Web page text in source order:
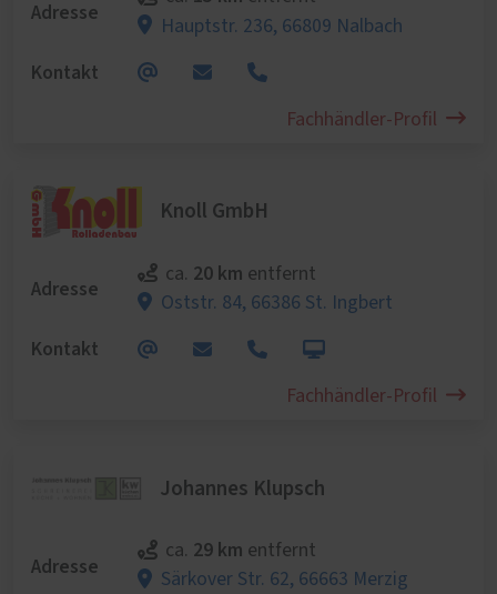
Adresse
Hauptstr. 236, 66809 Nalbach
Kontakt
Fachhändler-Profil
Knoll GmbH
Adresse
ca. 20 km entfernt
Oststr. 84, 66386 St. Ingbert
Kontakt
Fachhändler-Profil
Johannes Klupsch
Adresse
ca. 29 km entfernt
Särkover Str. 62, 66663 Merzig